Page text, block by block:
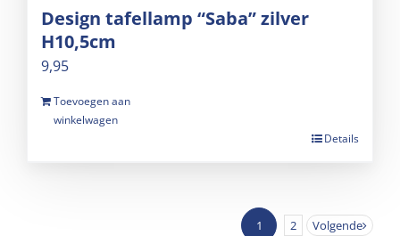
Design tafellamp “Saba” zilver
H10,5cm
9,95
Toevoegen aan
winkelwagen
Details
1 2 Volgende